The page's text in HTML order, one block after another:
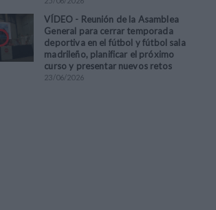
VÍDEO - Reunión de la Asamblea
General para cerrar temporada
deportiva en el fútbol y fútbol sala
madrileño, planificar el próximo
curso y presentar nuevos retos
23/06/2026